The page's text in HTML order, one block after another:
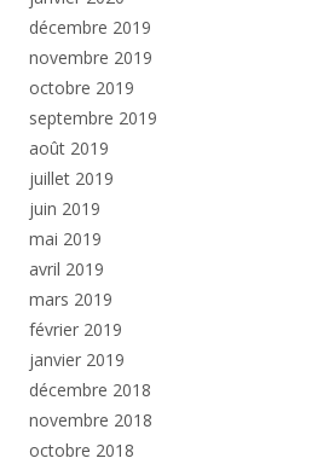
décembre 2019
novembre 2019
octobre 2019
septembre 2019
août 2019
juillet 2019
juin 2019
mai 2019
avril 2019
mars 2019
février 2019
janvier 2019
décembre 2018
novembre 2018
octobre 2018